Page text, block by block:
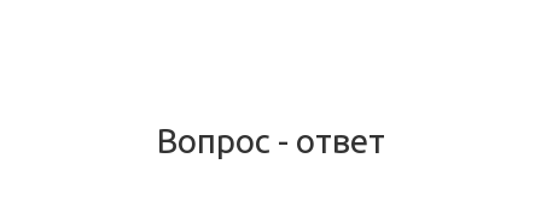
Вопрос - ответ